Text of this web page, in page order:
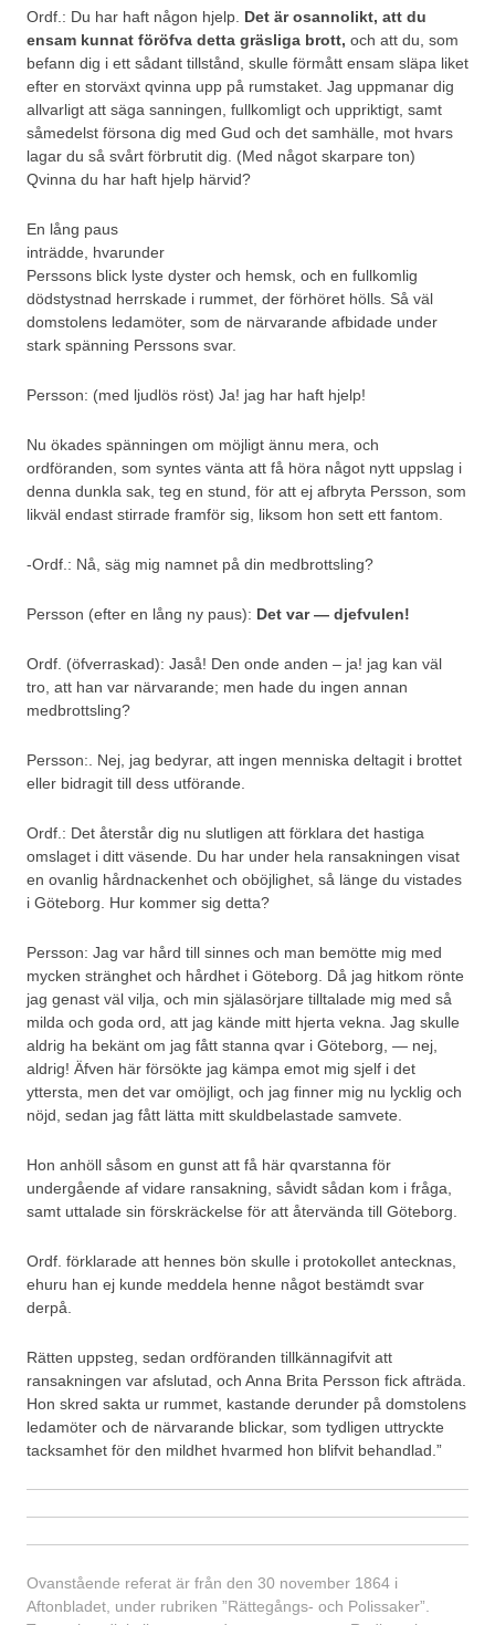
Ordf.: Du har haft någon hjelp. Det är osannolikt, att du
ensam kunnat föröfva detta gräsliga brott, och att du, som
befann dig i ett sådant tillstånd, skulle förmått ensam släpa liket
efter en storväxt qvinna upp på rumstaket. Jag uppmanar dig
allvarligt att säga sanningen, fullkomligt och uppriktigt, samt
såmedelst försona dig med Gud och det samhälle, mot hvars
lagar du så svårt förbrutit dig. (Med något skarpare ton)
Qvinna du har haft hjelp härvid?
En lång paus
inträdde, hvarunder
Perssons blick lyste dyster och hemsk, och en fullkomlig
dödstystnad herrskade i rummet, der förhöret hölls. Så väl
domstolens ledamöter, som de närvarande afbidade under
stark spänning Perssons svar.
Persson: (med ljudlös röst) Ja! jag har haft hjelp!
Nu ökades spänningen om möjligt ännu mera, och
ordföranden, som syntes vänta att få höra något nytt uppslag i
denna dunkla sak, teg en stund, för att ej afbryta Persson, som
likväl endast stirrade framför sig, liksom hon sett ett fantom.
-Ordf.: Nå, säg mig namnet på din medbrottsling?
Persson (efter en lång ny paus): Det var — djefvulen!
Ordf. (öfverraskad): Jaså! Den onde anden – ja! jag kan väl
tro, att han var närvarande; men hade du ingen annan
medbrottsling?
Persson:. Nej, jag bedyrar, att ingen menniska deltagit i brottet
eller bidragit till dess utförande.
Ordf.: Det återstår dig nu slutligen att förklara det hastiga
omslaget i ditt väsende. Du har under hela ransakningen visat
en ovanlig hårdnackenhet och oböjlighet, så länge du vistades
i Göteborg. Hur kommer sig detta?
Persson: Jag var hård till sinnes och man bemötte mig med
mycken stränghet och hårdhet i Göteborg. Då jag hitkom rönte
jag genast väl vilja, och min själasörjare tilltalade mig med så
milda och goda ord, att jag kände mitt hjerta vekna. Jag skulle
aldrig ha bekänt om jag fått stanna qvar i Göteborg, — nej,
aldrig! Äfven här försökte jag kämpa emot mig sjelf i det
yttersta, men det var omöjligt, och jag finner mig nu lycklig och
nöjd, sedan jag fått lätta mitt skuldbelastade samvete.
Hon anhöll såsom en gunst att få här qvarstanna för
undergående af vidare ransakning, såvidt sådan kom i fråga,
samt uttalade sin förskräckelse för att återvända till Göteborg.
Ordf. förklarade att hennes bön skulle i protokollet antecknas,
ehuru han ej kunde meddela henne något bestämdt svar
derpå.
Rätten uppsteg, sedan ordföranden tillkännagifvit att
ransakningen var afslutad, och Anna Brita Persson fick afträda.
Hon skred sakta ur rummet, kastande derunder på domstolens
ledamöter och de närvarande blickar, som tydligen uttryckte
tacksamhet för den mildhet hvarmed hon blifvit behandlad.”
Ovanstående referat är från den 30 november 1864 i
Aftonbladet, under rubriken ”Rättegångs- och Polissaker”.